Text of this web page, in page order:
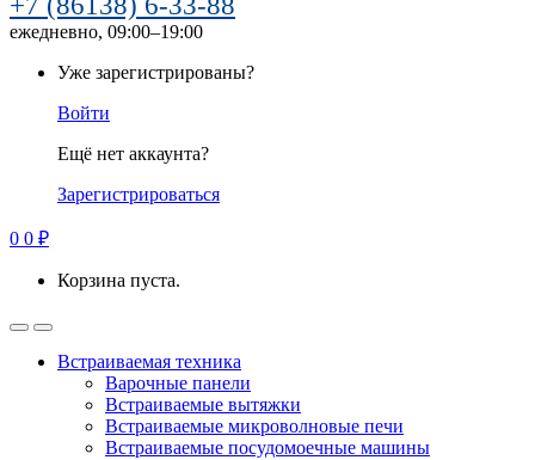
ежедневно, 09:00–19:00
Уже зарегистрированы?
Войти
Ещё нет аккаунта?
Зарегистрироваться
0 0 ₽
Корзина пуста.
Встраиваемая техника
Варочные панели
Встраиваемые вытяжки
Встраиваемые микроволновые печи
Встраиваемые посудомоечные машины